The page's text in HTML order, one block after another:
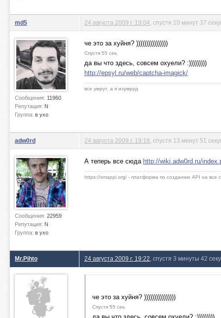
md5
Сообщения: 11960
Репутация: N
Группа: в ухо
24 августа 2009 г. 19:04 , спустя 10 минут 37
че это за хуйня? ))))))))))))))))
Спустя 55 сек.
да вы что здесь, совсем охуели? :)))))))))
http://epsyl.ru/web/captcha-imagick/
все умрут, а я изумруд
adw0rd
Сообщения: 22959
Репутация: N
Группа: в ухо
24 августа 2009 г. 19:18 , спустя 13 минут 51
А теперь все сюда http://wiki.adw0rd.ru/
https://smappi.org/ - платформа по созданию API на все
Mr.Pihto 24 августа 2009 г. 19:22 , спустя 3 минуты 42
че это за хуйня? ))))))))))))))))
Спустя 55 сек.